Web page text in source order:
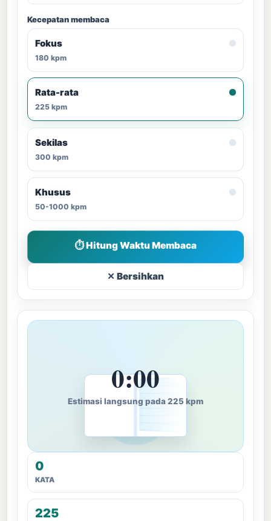
Kecepatan membaca
Fokus
180 kpm
Rata-rata
225 kpm
Sekilas
300 kpm
Khusus
50-1000 kpm
⏱ Hitung Waktu Membaca
✕ Bersihkan
0:00
Estimasi langsung pada 225 kpm
0
KATA
225